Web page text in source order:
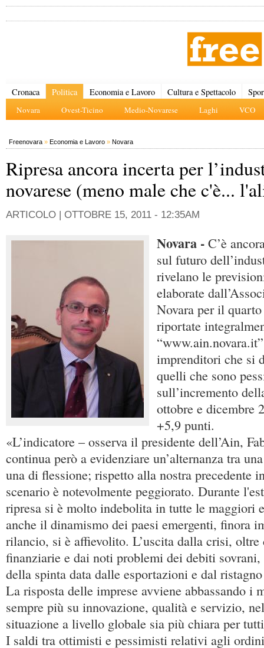
Cronaca Politica
Novara Ovest-Ticino Medio-Novarese Laghi VCO
Economia e Lavoro Cultura e Spettacolo
Freenovara » Economia e Lavoro » Novara
Ripresa ancora incerta per
novarese (meno male che c'è...
ARTICOLO | OTTOBRE 15, 2011 - 12:35AM
Novara - C’è
sul futuro
rivelano le
elaborate
Novara per il
riportate
imprenditori che si
quelli che sono
sull’incremento
ottobre e dicembre
+5,9 punti.
«L’indicatore – osserva il presidente dell’Ain,
continua però a evidenziare un’alternanza tra
una di flessione; rispetto alla nostra precedente
scenario è notevolmente peggiorato. Durante
ripresa si è molto indebolita in tutte le maggiori
anche il dinamismo dei paesi emergenti, finora
rilancio, si è affievolito. L’uscita dalla crisi, oltre
finanziarie e dai noti problemi dei debiti
della spinta data dalle esportazioni e dal
La risposta delle imprese avviene abbassando i
sempre più su innovazione, qualità e servizio,
situazione a livello globale sia più chiara per
I saldi tra ottimisti e pessimisti relativi agli